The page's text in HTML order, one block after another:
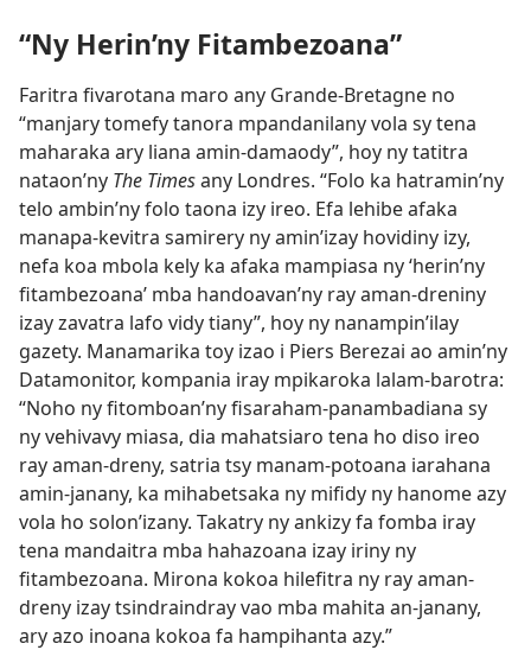
“Ny Herin’ny Fitambezoana”
Faritra fivarotana maro any Grande-Bretagne no
“manjary tomefy tanora mpandanilany vola sy tena
maharaka ary liana amin-damaody”, hoy ny tatitra
nataon’ny The Timesany Londres. “Folo ka hatramin’ny
telo ambin’ny folo taona izy ireo. Efa lehibe afaka
manapa-kevitra samirery ny amin’izay hovidiny izy,
nefa koa mbola kely ka afaka mampiasa ny ‘herin’ny
fitambezoana’ mba handoavan’ny ray aman-dreniny
izay zavatra lafo vidy tiany”, hoy ny nanampin’ilay
gazety. Manamarika toy izao i Piers Berezai ao amin’ny
Datamonitor, kompania iray mpikaroka lalam-barotra:
“Noho ny fitomboan’ny fisaraham-panambadiana sy
ny vehivavy miasa, dia mahatsiaro tena ho diso ireo
ray aman-dreny, satria tsy manam-potoana iarahana
amin-janany, ka mihabetsaka ny mifidy ny hanome azy
vola ho solon’izany. Takatry ny ankizy fa fomba iray
tena mandaitra mba hahazoana izay iriny ny
fitambezoana. Mirona kokoa hilefitra ny ray aman-
dreny izay tsindraindray vao mba mahita an-janany,
ary azo inoana kokoa fa hampihanta azy.”